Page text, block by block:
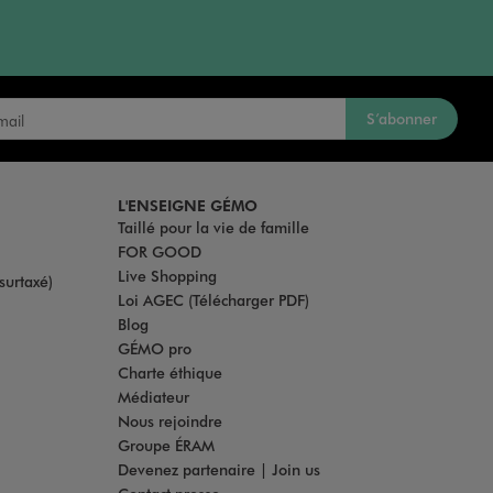
S’abonner
L'ENSEIGNE GÉMO
Taillé pour la vie de famille
FOR GOOD
Live Shopping
Loi AGEC (Télécharger PDF)
Blog
GÉMO pro
Charte éthique
Médiateur
Nous rejoindre
Groupe ÉRAM
Devenez partenaire | Join us